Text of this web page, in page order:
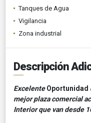
Tanques de Agua
Vigilancia
Zona industrial
Descripción
ExcelenteOportunidad
mejor plaza comercial
Interior que van desde